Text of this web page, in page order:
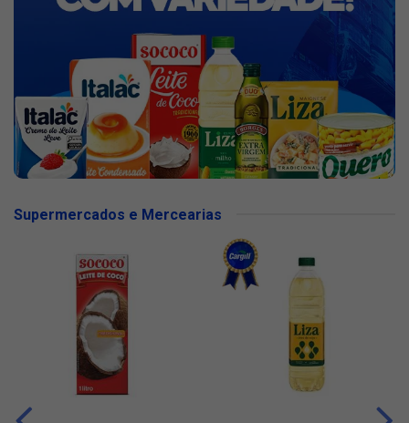
Supermercados e Mercearias